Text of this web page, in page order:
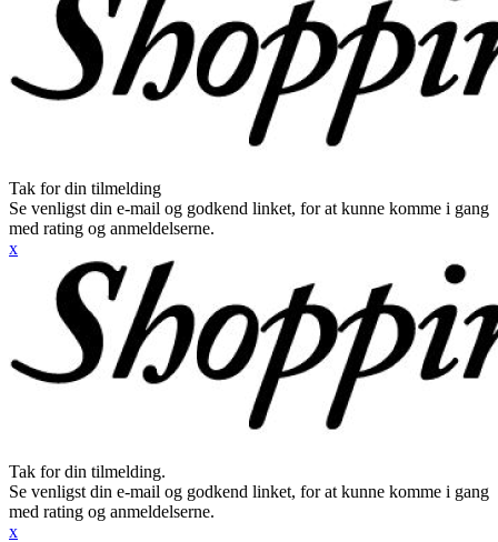
Tak for din tilmelding
Se venligst din e-mail og godkend linket, for at kunne komme i gang
med rating og anmeldelserne.
x
Tak for din tilmelding.
Se venligst din e-mail og godkend linket, for at kunne komme i gang
med rating og anmeldelserne.
x